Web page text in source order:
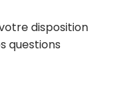
disposition
questions